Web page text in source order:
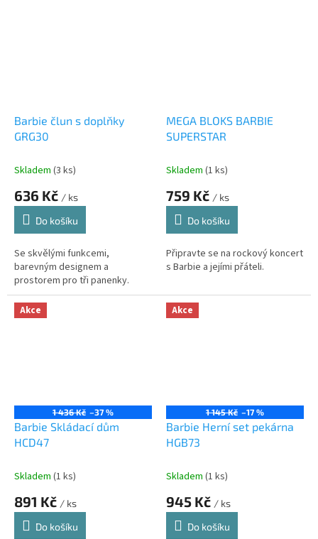
Barbie člun s doplňky
GRG30
Skladem (3 ks)
636 Kč / ks
Do košíku
Se skvělými funkcemi,
barevným designem a
prostorem pro tři panenky.
MEGA BLOKS BARBIE
SUPERSTAR
Skladem (1 ks)
759 Kč / ks
Do košíku
Připravte se na rockový koncert
s Barbie a jejími přáteli.
Akce
1 436 Kč –37 %
Barbie Skládací dům
HCD47
Skladem (1 ks)
891 Kč / ks
Do košíku
Akce
1 145 Kč –17 %
Barbie Herní set pekárna
HGB73
Skladem (1 ks)
945 Kč / ks
Do košíku